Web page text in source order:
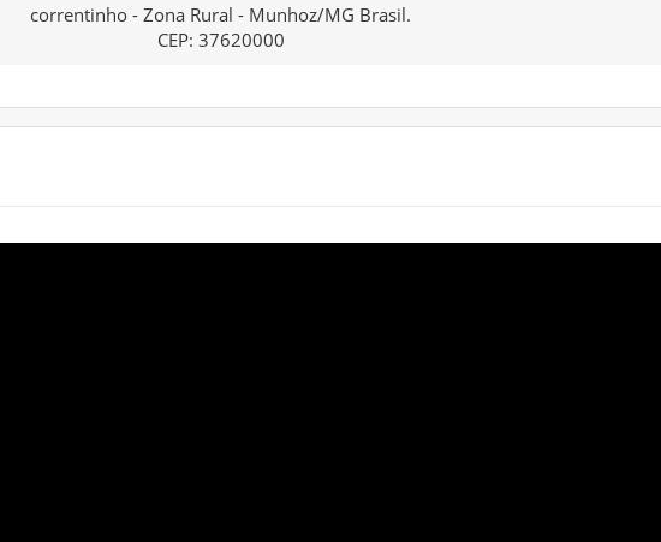
correntinho - Zona Rural - Munhoz/MG Brasil.
CEP: 37620000